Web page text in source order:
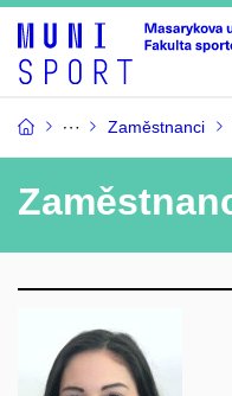
Zaměstnanci